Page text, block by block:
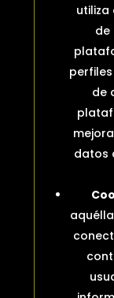
utiliza
de
de
datos